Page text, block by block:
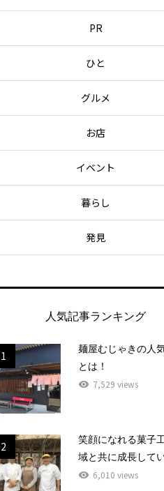
PR
ひと
グルメ
お店
イベント
暮らし
発見
人気記事ランキング
1
麺屋むじゃきの人
とは！
7,529 views
2
笑顔になれる菓
域と共に成長して
6,010 views